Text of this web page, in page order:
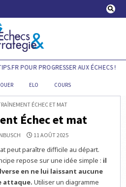
POUR PROGRESSER AUX ÉCHECS !
ELO COURS
ÉCHEC ET MAT
Échec et mat
11 AOÛT 2025
peut paraître difficile au départ.
repose sur une idée simple : il
en ne lui laissant aucune
attaque.Utiliser un diagramme